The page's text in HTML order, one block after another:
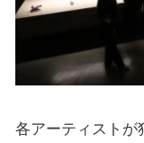
各アーティストが